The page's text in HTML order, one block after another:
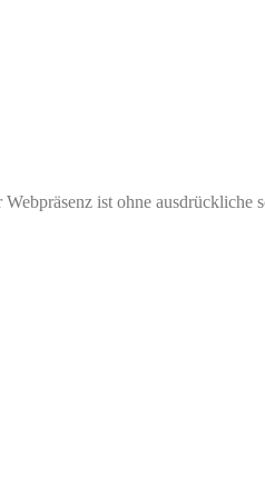
ist ohne ausdrückliche